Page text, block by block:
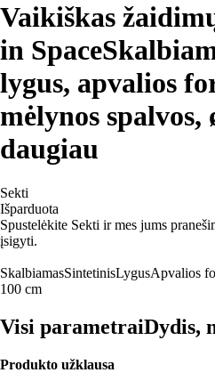
Vaikiškas
in Space
lygus, apvalios
mėlynos spalvos,
daugiau
Sekti
Išparduota
Spustelėkite Sekti ir mes jums
įsigyti.
SkalbiamasSintetinisLygusApvalios
100 cm
Visi parametraiDydis,
Produkto užklausa